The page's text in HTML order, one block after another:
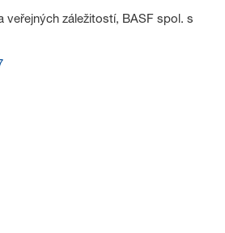
veřejných záležitostí, BASF spol. s